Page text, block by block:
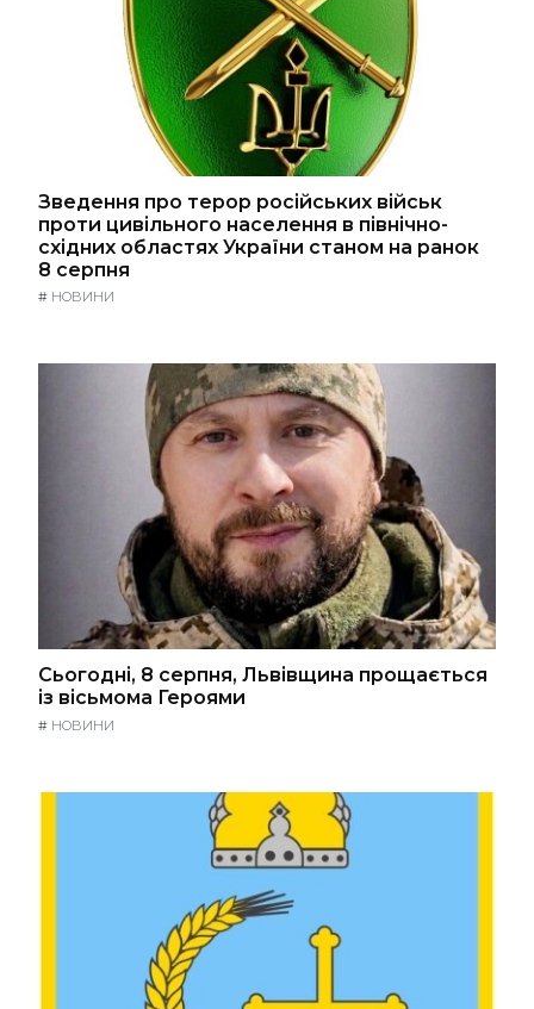
Зведення про терор російських військ
проти цивільного населення в північно-
східних областях України станом на ранок
8 серпня
# НОВИНИ
Сьогодні, 8 серпня, Львівщина прощається
із вісьмома Героями
# НОВИНИ